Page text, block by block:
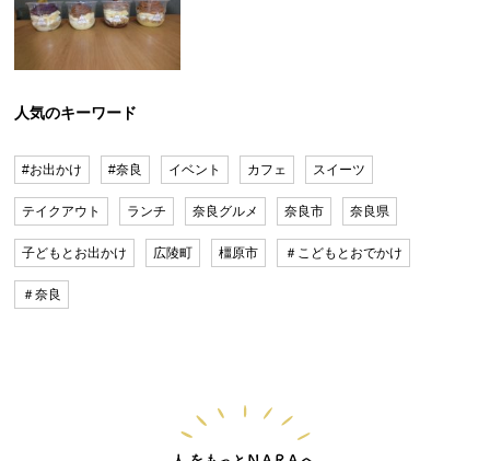
人気のキーワード
#お出かけ #奈良 イベント カフェ スイーツ
テイクアウト ランチ 奈良グルメ 奈良市 奈良県
子どもとお出かけ 広陵町 橿原市 ＃こどもとおでかけ
＃奈良